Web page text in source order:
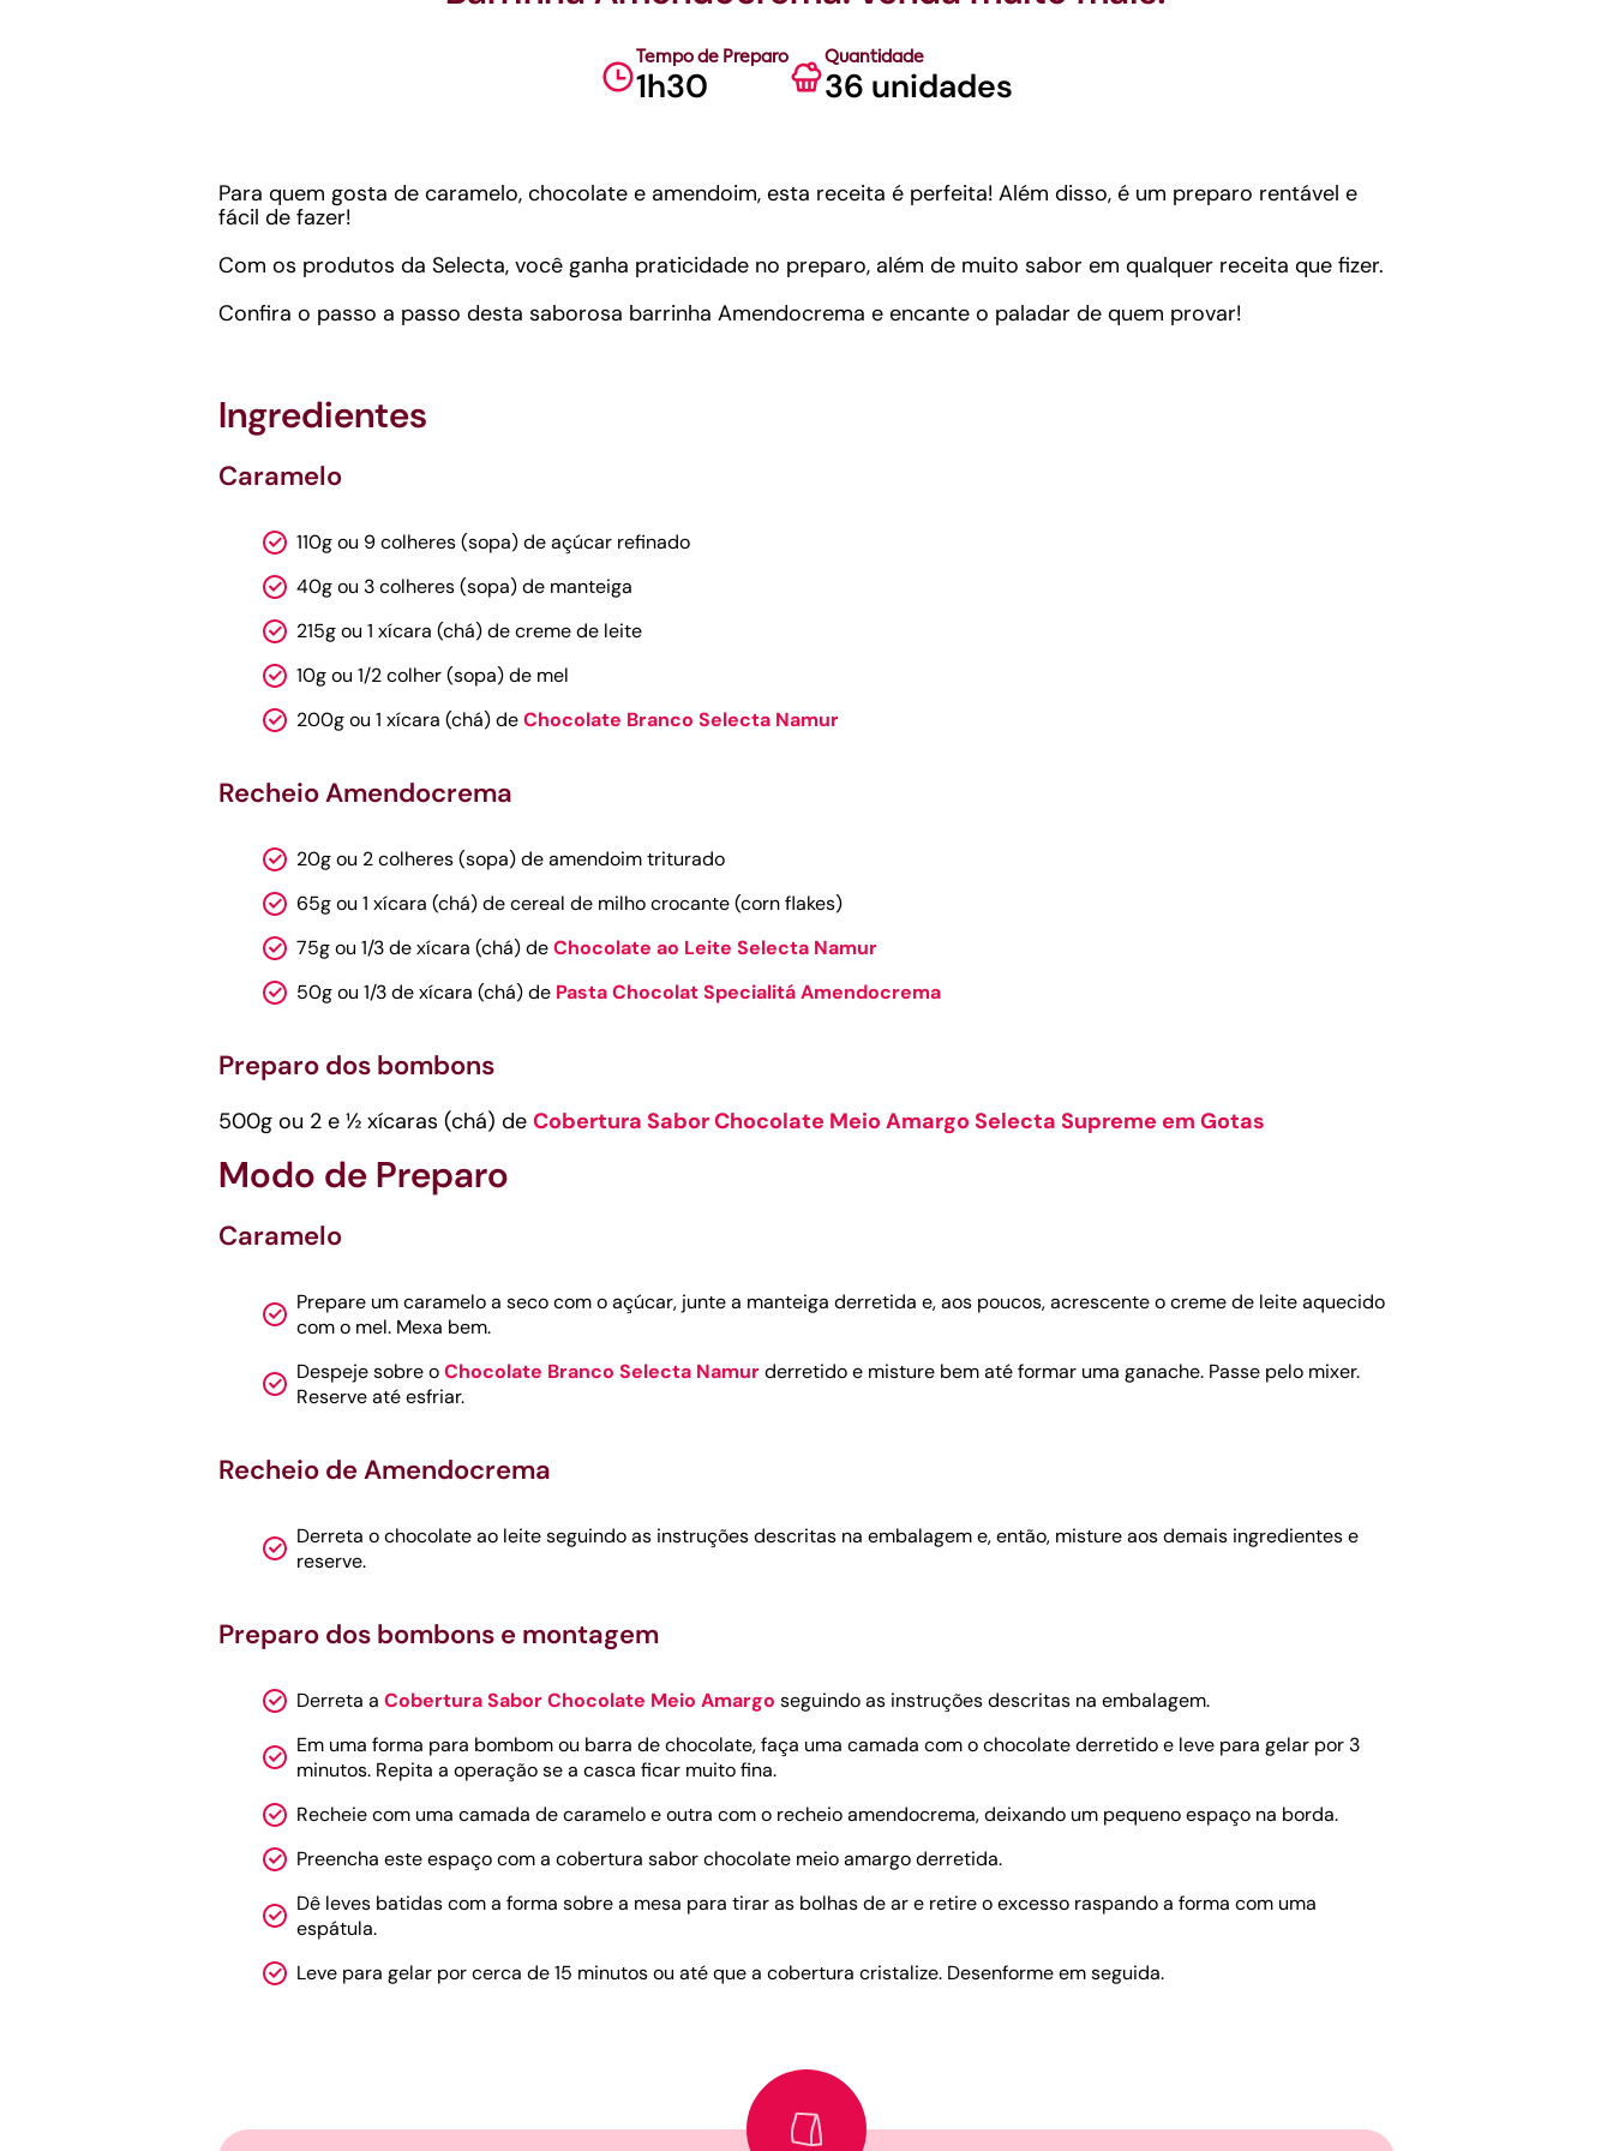
Tempo de Preparo
1h30
Quantidade
36 unidades
Para quem gosta de caramelo, chocolate e amendoim, esta receita é perfeita! Além disso, é um preparo rentável e
fácil de fazer!
Com os produtos da Selecta, você ganha praticidade no preparo, além de muito sabor em qualquer receita que fizer.
Confira o passo a passo desta saborosa barrinha Amendocrema e encante o paladar de quem provar!
Ingredientes
Caramelo
110g ou 9 colheres (sopa) de açúcar refinado
40g ou 3 colheres (sopa) de manteiga
215g ou 1 xícara (chá) de creme de leite
10g ou 1/2 colher (sopa) de mel
200g ou 1 xícara (chá) deChocolate Branco Selecta Namur
Recheio Amendocrema
20g ou 2 colheres (sopa) de amendoim triturado
65g ou 1 xícara (chá) de cereal de milho crocante (corn flakes)
75g ou 1/3 de xícara (chá) deChocolate ao Leite Selecta Namur
50g ou 1/3 de xícara (chá) de Pasta Chocolat Specialitá Amendocrema
Preparo dos bombons
500g ou 2 e ½ xícaras (chá) de Cobertura Sabor Chocolate Meio Amargo Selecta Supreme em Gotas
Modo de Preparo
Caramelo
Prepare um caramelo a seco com o açúcar, junte a manteiga derretida e, aos poucos, acrescente o creme de leite aquecido
com o mel. Mexa bem.
Despeje sobre oChocolate Branco Selecta Namurderretido e misture bem até formar uma ganache. Passe pelo mixer.
Reserve até esfriar.
Recheio de Amendocrema
Derreta o chocolate ao leite seguindo as instruções descritas na embalagem e, então, misture aos demais ingredientes e
reserve.
Preparo dos bombons e montagem
Derreta a Cobertura Sabor Chocolate Meio Amargo seguindo as instruções descritas na embalagem.
Em uma forma para bombom ou barra de chocolate, faça uma camada com o chocolate derretido e leve para gelar por 3
minutos. Repita a operação se a casca ficar muito fina.
Recheie com uma camada de caramelo e outra com o recheio amendocrema, deixando um pequeno espaço na borda.
Preencha este espaço com a cobertura sabor chocolate meio amargo derretida.
Dê leves batidas com a forma sobre a mesa para tirar as bolhas de ar e retire o excesso raspando a forma com uma
espátula.
Leve para gelar por cerca de 15 minutos ou até que a cobertura cristalize. Desenforme em seguida.